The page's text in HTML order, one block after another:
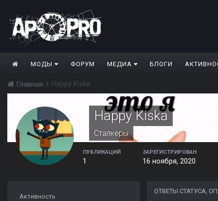
МОДЫ ФОРУМ МЕДИА БЛОГИ
Главная Happy Kiska
Happy Kiska
Сталкеры
ПУБЛИКАЦИЙ
1
ЗАРЕГИСТРИРОВАН
16 ноября, 2020
Активность
ОТВЕТЫ СТАТУСА,